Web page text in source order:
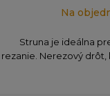
Na
Struna je ideálna
rezanie. Nerezový drôt,